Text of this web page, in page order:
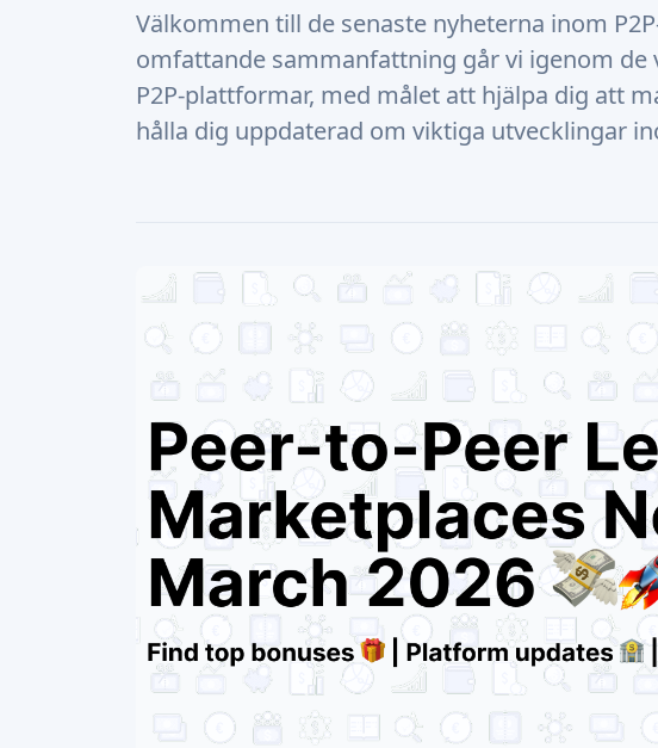
Välkommen till de senaste nyheterna inom
omfattande sammanfattning går vi igenom
P2P-plattformar, med målet att hjälpa dig att
hålla dig uppdaterad om viktiga utvecklingar